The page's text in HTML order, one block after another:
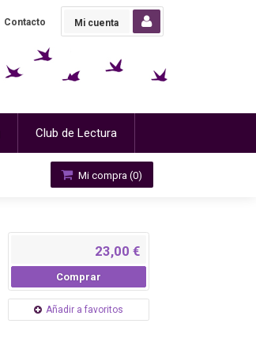
Mi cuenta
Contacto
Club de Lectura
Mi compra (0)
23,00 €
Comprar
Añadir a favoritos